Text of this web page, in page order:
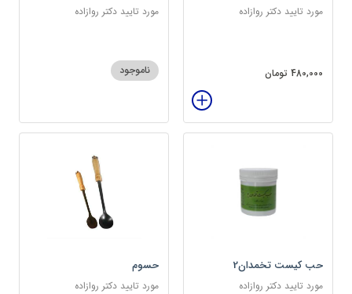
مورد تایید دکتر روازاده
480,000 تومان
مورد تایید دکتر روازاده
ناموجود
حب کیست تخمدان2
مورد تایید دکتر روازاده
حسوم
مورد تایید دکتر روازاده